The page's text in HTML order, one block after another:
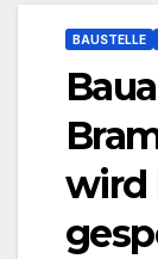
BAUSTELLE
wird